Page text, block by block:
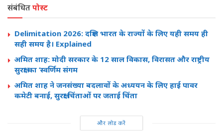
संबंधितपोस्ट
Delimitation 2026: दक्षिण भारत के राज्यों के लिए यही समय ही
सही समय है। Explained
अमित शाह: मोदी सरकार के 12 साल विकास, विरासत और राष्ट्रीय
सुरक्षा का ‘स्वर्णिम संगम
अमित शाह ने जनसंख्या बदलावों के अध्ययन के लिए हाई पावर
कमेटी बनाई, सुरक्षा चिंताओं पर जताई चिंता
और लोड करें